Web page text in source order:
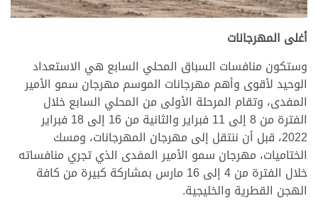
أغلى المهرجانات
وستكون منافسات السباق المحلي السابع هي الاستعداد
الوحيد لأقوى وأهم مهرجانات الموسم مهرجان سمو الأمير
المفدى، وتقام المرحلة الأولى من المحلي السابع خلال
الفترة من 8 إلى 11 فبراير والثانية من 16 إلى 18 فبراير
2022، قبل أن ننتقل إلى مهرجان المهرجانات، ومسك
الختاميات، مهرجان سمو الأمير المفدى الذي تجري منافساته
خلال الفترة من 4 إلى 16 مارس بمشاركة كبيرة من كافة
الهجن القطرية والخليجية.